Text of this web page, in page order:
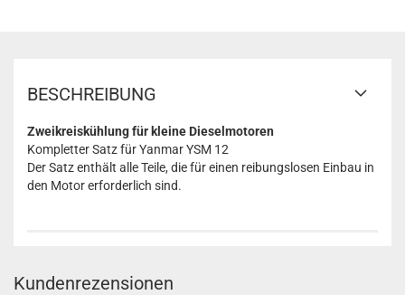
BESCHREIBUNG
Zweikreiskühlung für kleine Dieselmotoren
Kompletter Satz für Yanmar YSM 12
Der Satz enthält alle Teile, die für einen reibungslosen Einbau in
den Motor erforderlich sind.
Kundenrezensionen